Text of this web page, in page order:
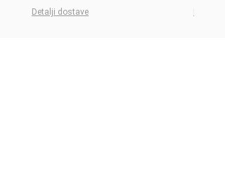
Detalji dostave